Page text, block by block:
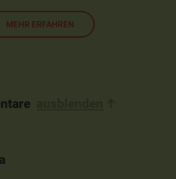
MEHR ERFAHREN